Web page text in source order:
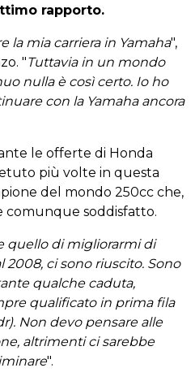
rapporto.
la mia carriera in Yamaha",
"Tuttavia in un mondo
nulla è così certo. Io ho
con la Yamaha ancora
le offerte di Honda
più volte in questa
del mondo 250cc che,
comunque soddisfatto.
quello di migliorarmi di
2008, ci sono riuscito. Sono
qualche caduta,
qualificato in prima fila
Non devo pensare alle
altrimenti ci sarebbe
".